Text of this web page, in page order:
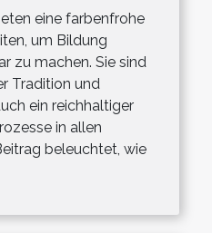
eine farbenfrohe
um Bildung
zu machen. Sie sind
Tradition und
ein reichhaltiger
in allen
beleuchtet, wie